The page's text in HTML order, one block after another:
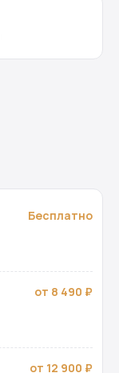
Бесплатно
от 8 490 ₽
от 12 900 ₽